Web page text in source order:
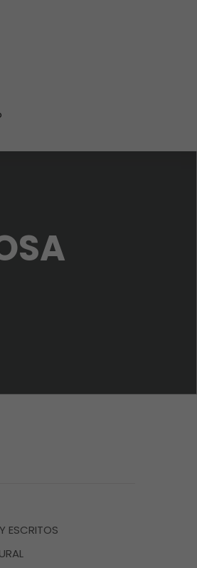
ESCRITOS